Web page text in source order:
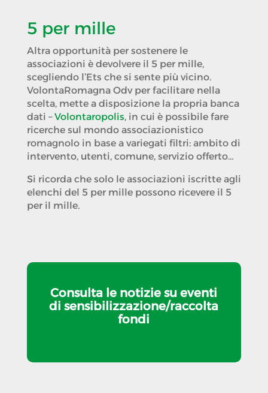
5 per mille
Altra opportunità per sostenere le
associazioni è devolvere il 5 per mille,
scegliendo l’Ets che si sente più vicino.
VolontaRomagna Odv per facilitare nella
scelta, mette a disposizione la propria banca
dati –Volontaropolis, in cui è possibile fare
ricerche sul mondo associazionistico
romagnolo in base a variegati filtri: ambito di
intervento, utenti, comune, servizio offerto…
Si ricorda che solo le associazioni iscritte agli
elenchi del 5 per mille possono ricevere il 5
per il mille.
Consulta le notizie su eventi
di sensibilizzazione/raccolta
fondi